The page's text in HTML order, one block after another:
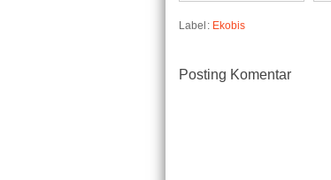
Label: Ekobis
Posting Komentar